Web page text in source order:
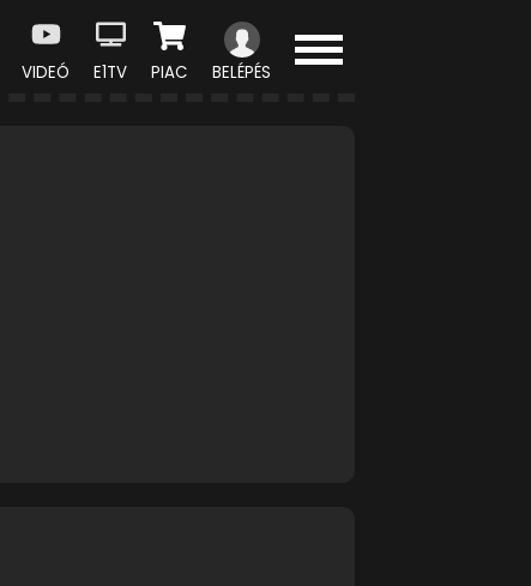
VIDEÓ E1TV PIAC BELÉPÉS